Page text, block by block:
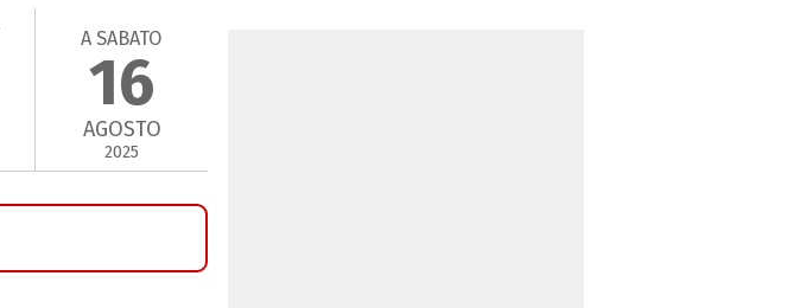
A SABATO
16
AGOSTO
2025